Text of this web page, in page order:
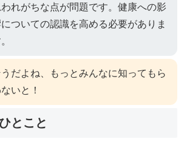
われがちな点が問題です。健康への影
ついての認識を高める必要がありま
うだよね、もっとみんなに知ってもら
いと！
とこと